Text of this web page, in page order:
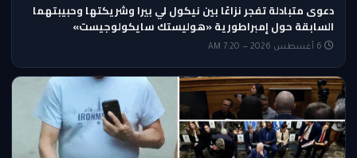
دعوى متبادلة تفجر نزاعًا بين نيكول لي بيرا وشريكتها وحبيبتهما
السابقة حول إمبراطورية «هوليستك سايكولوجيست»